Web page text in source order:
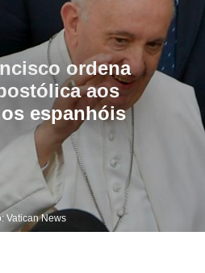
ordena
aos
espanhóis
Vatican News